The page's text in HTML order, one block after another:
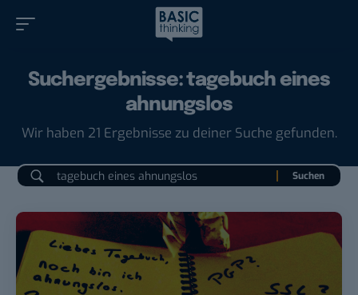
Suchergebnisse: tagebuch eines
ahnungslos
Wir haben 21 Ergebnisse zu deiner Suche gefunden.